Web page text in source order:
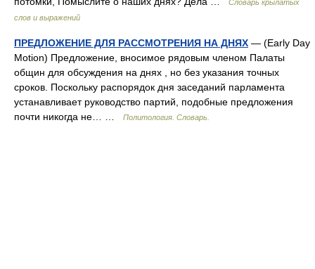
Словарь крылатых
слов и выражений
ПРЕДЛОЖЕНИЕ ДЛЯ РАССМОТРЕНИЯ НА ДНЯХ — (Early Day
Motion) Предложение, вносимое рядовым членом Палаты
общин для обсуждения на днях , но без указания точных
сроков. Поскольку распорядок дня заседаний парламента
устанавливает руководство партий, подобные предложения
почти никогда не… …
Политология. Словарь.